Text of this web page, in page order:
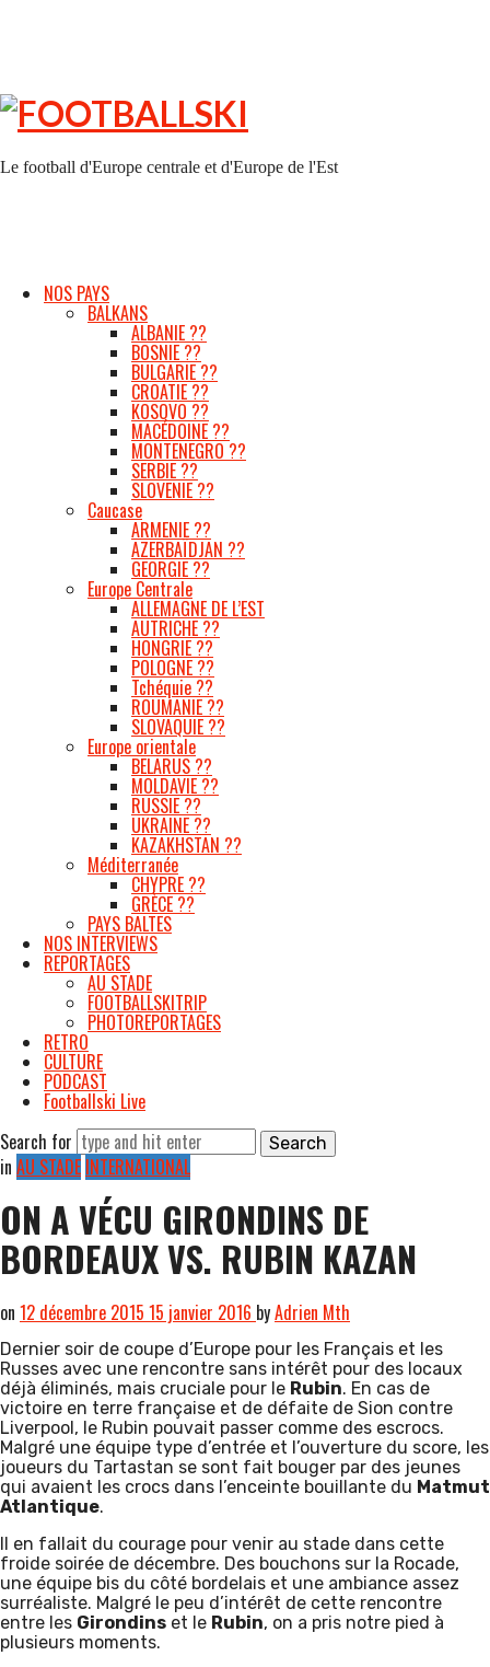
FOOTBALLSKI
Le football d'Europe centrale et d'Europe de l'Est
NOS PAYS
BALKANS
ALBANIE ??
BOSNIE ??
BULGARIE ??
CROATIE ??
KOSOVO ??
MACÉDOINE ??
MONTENEGRO ??
SERBIE ??
SLOVENIE ??
Caucase
ARMENIE ??
AZERBAÏDJAN ??
GEORGIE ??
Europe Centrale
ALLEMAGNE DE L’EST
AUTRICHE ??
HONGRIE ??
POLOGNE ??
Tchéquie ??
ROUMANIE ??
SLOVAQUIE ??
Europe orientale
BELARUS ??
MOLDAVIE ??
RUSSIE ??
UKRAINE ??
KAZAKHSTAN ??
Méditerranée
CHYPRE ??
GRÈCE ??
PAYS BALTES
NOS INTERVIEWS
REPORTAGES
AU STADE
FOOTBALLSKITRIP
PHOTOREPORTAGES
RETRO
CULTURE
PODCAST
Footballski Live
Search for
in AU STADE INTERNATIONAL
ON A VÉCU GIRONDINS DE
BORDEAUX VS. RUBIN KAZAN
on 12 décembre 2015 15 janvier 2016 byAdrien Mth
Dernier soir de coupe d’Europe pour les Français et les
Russes avec une rencontre sans intérêt pour des locaux
déjà éliminés, mais cruciale pour le Rubin. En cas de
victoire en terre française et de défaite de Sion contre
Liverpool, le Rubin pouvait passer comme des escrocs.
Malgré une équipe type d’entrée et l’ouverture du score, les
joueurs du Tartastan se sont fait bouger par des jeunes
qui avaient les crocs dans l’enceinte bouillante du Matmut
Atlantique.
Il en fallait du courage pour venir au stade dans cette
froide soirée de décembre. Des bouchons sur la Rocade,
une équipe bis du côté bordelais et une ambiance assez
surréaliste. Malgré le peu d’intérêt de cette rencontre
entre les Girondins et le Rubin, on a pris notre pied à
plusieurs moments.